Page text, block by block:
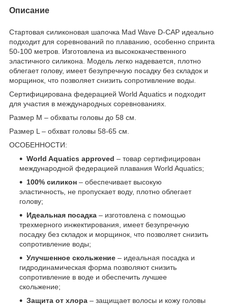
Описание
Стартовая силиконовая шапочка Mad Wave D-CAP идеально
подходит для соревнований по плаванию, особенно спринта
50-100 метров. Изготовлена из высококачественного
эластичного силикона. Модель легко надевается, плотно
облегает голову, имеет безупречную посадку без складок и
морщинок, что позволяет снизить сопротивление воды.
Сертифицирована федерацией World Aquatics и подходит
для участия в международных соревнованиях.
Размер M – обхваты головы до 58 см.
Размер L – обхват головы 58-65 см.
ОСОБЕННОСТИ:
World Aquatics approved – товар сертифицирован
международной федерацией плавания World Aquatics;
100% силикон – обеспечивает высокую
эластичность, не пропускает воду, плотно облегает
голову;
Идеальная посадка – изготовлена с помощью
трехмерного инжектирования, имеет безупречную
посадку без складок и морщинок, что позволяет снизить
сопротивление воды;
Улучшенное скольжение – идеальная посадка и
гидродинамическая форма позволяют снизить
сопротивление в воде и обеспечить лучшее
скольжение;
Защита от хлора – защищает волосы и кожу головы